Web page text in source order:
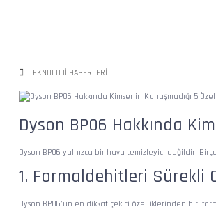
TEKNOLOJİ HABERLERİ
Dyson BP06 Hakkında
Dyson BP06 yalnızca bir hava temizleyici değildir.
1. Formaldehitleri Sürekli
Dyson BP06'un en dikkat çekici özelliklerinden biri